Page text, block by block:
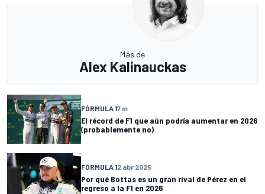
Más de
Alex Kalinauckas
FÓRMULA 17 m
El récord de F1 que aún podría aumentar en 2026
(probablemente no)
FÓRMULA 12 abr 2025
Por qué Bottas es un gran rival de Pérez en el
regreso a la F1 en 2026